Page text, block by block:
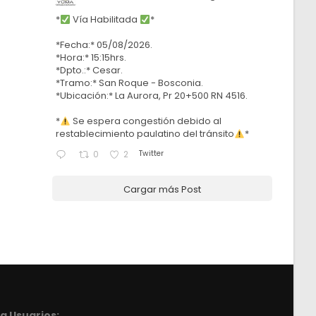
* Vía Habilitada
*
*Fecha:* 05/08/2026.
*Hora:* 15:15hrs.
*Dpto.:* Cesar.
*Tramo:* San Roque - Bosconia.
*Ubicación:* La Aurora, Pr 20+500 RN 4516.
*
Se espera congestión debido al
restablecimiento paulatino del tránsito
*
0 2 Twitter
Cargar más Post